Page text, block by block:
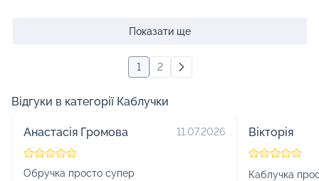
Показати ще
1 2
Відгуки в категорії Каблучки
Анастасія Громова 11.07.2026
Обручка просто супер
Вікторія
Каблучка